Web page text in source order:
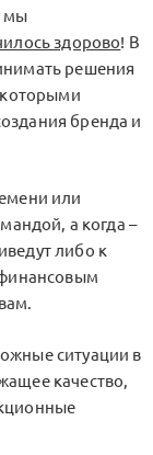
мы
здорово! В
решения
которыми
бренда и
или
а когда –
либо к
ситуации в
качество,